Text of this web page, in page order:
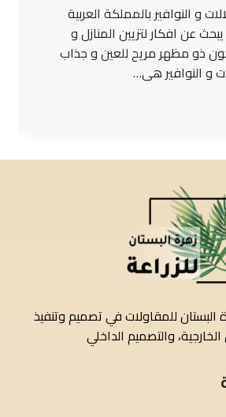
و النوافير بالمملكة العربية
عن افكار لتزيين المنازل و
ذو مظهر مريح للعين و جذاب
و النوافير هى…
للمقاولات في تصميم وتنفيذ
والتصميم الداخلي